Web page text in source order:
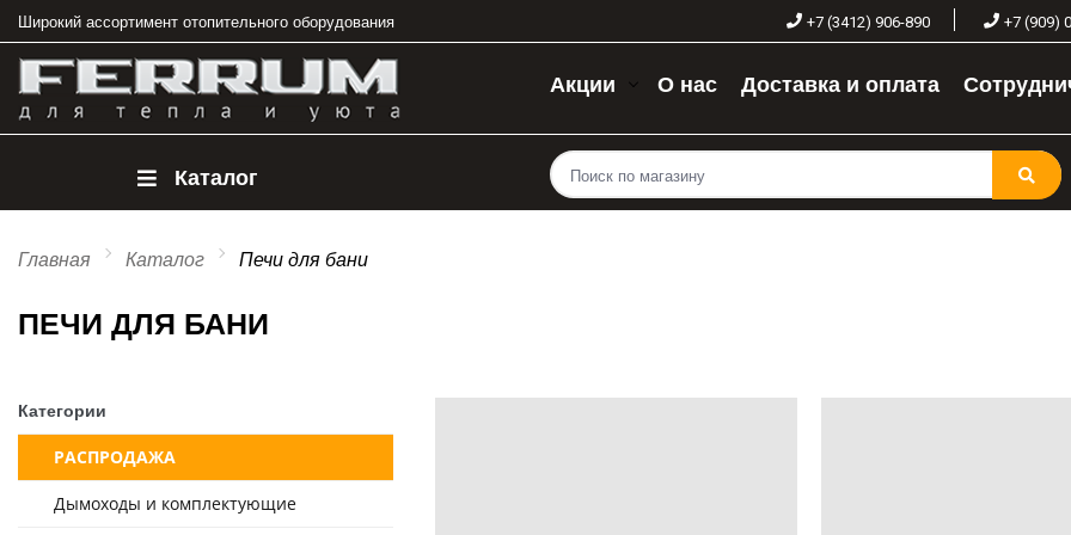
Широкий ассортимент отопительного оборудования +7 (3412) 906-890 +7 (909)
Акции О нас Доставка и оплата
Каталог
Главная Каталог Печи для бани
ПЕЧИ ДЛЯ БАНИ
Категории
РАСПРОДАЖА
Дымоходы и комплектующие